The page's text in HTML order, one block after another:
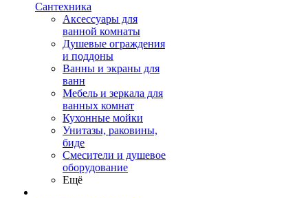
Сантехника
Аксессуары для
ванной комнаты
Душевые ограждения
и поддоны
Ванны и экраны для
ванн
Мебель и зеркала для
ванных комнат
Кухонные мойки
Унитазы, раковины,
биде
Смесители и душевое
оборудование
Ещё